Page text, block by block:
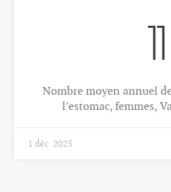
Nombre moyen annuel
l’estomac, femmes,
1 déc. 2025